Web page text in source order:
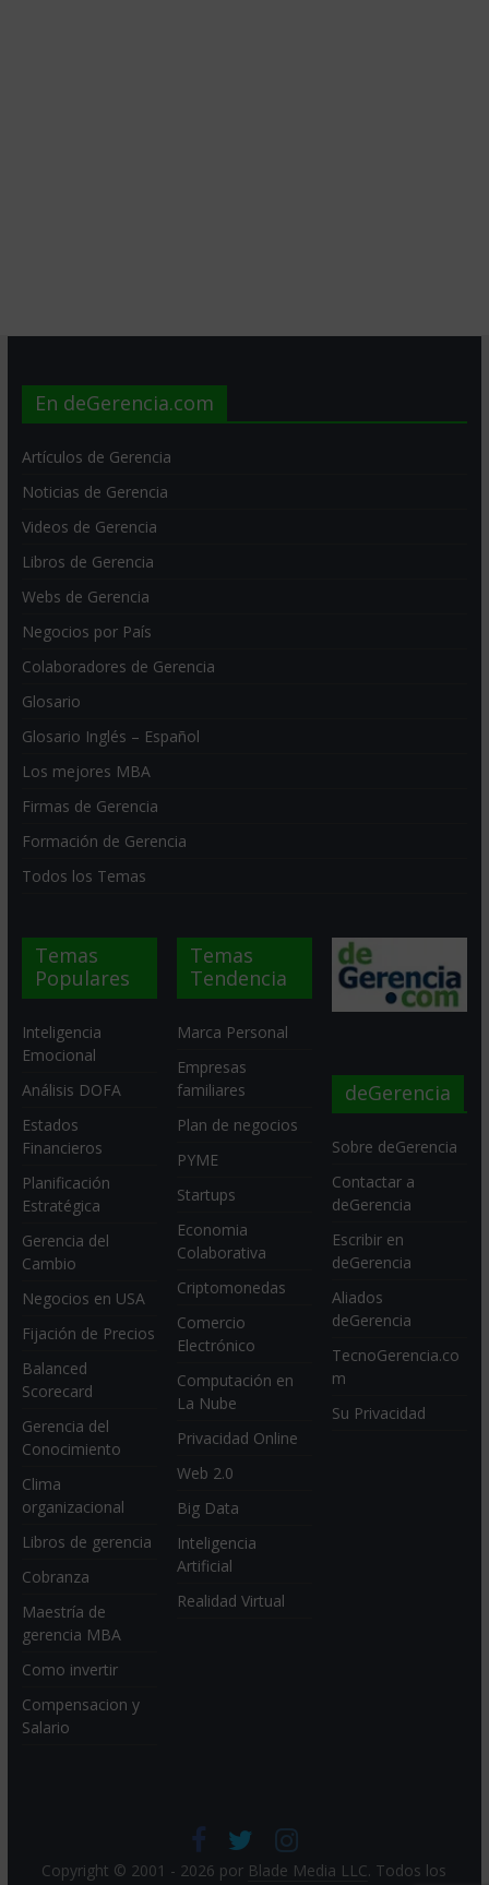
En deGerencia.com
Artículos de Gerencia
Noticias de Gerencia
Videos de Gerencia
Libros de Gerencia
Webs de Gerencia
Negocios por País
Colaboradores de Gerencia
Glosario
Glosario Inglés – Español
Los mejores MBA
Firmas de Gerencia
Formación de Gerencia
Todos los Temas
Temas
Populares
Inteligencia
Emocional
Análisis DOFA
Estados
Financieros
Planificación
Estratégica
Gerencia del
Cambio
Negocios en USA
Fijación de Precios
Balanced
Scorecard
Gerencia del
Conocimiento
Clima
organizacional
Libros de gerencia
Cobranza
Maestría de
gerencia MBA
Como invertir
Compensacion y
Salario
Temas
Tendencia
Marca Personal
Empresas
familiares
Plan de negocios
PYME
Startups
Economia
Colaborativa
Criptomonedas
Comercio
Electrónico
Computación en
La Nube
Privacidad Online
Web 2.0
Big Data
Inteligencia
Artificial
Realidad Virtual
deGerencia
Sobre deGerencia
Contactar a
deGerencia
Escribir en
deGerencia
Aliados
deGerencia
TecnoGerencia.co
m
Su Privacidad
Copyright © 2001 - 2026 por Blade Media LLC. Todos los